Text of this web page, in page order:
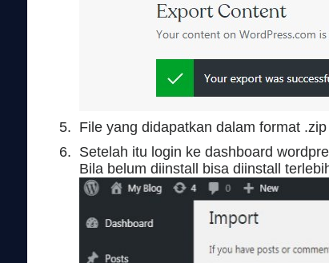
File yang didapatkan dalam format
Setelah itu login ke dashboard
Bila belum diinstall bisa diinstall